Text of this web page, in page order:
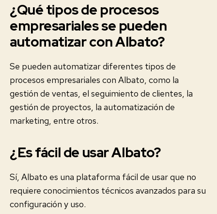
¿Qué tipos de procesos
empresariales se pueden
automatizar con Albato?
Se pueden automatizar diferentes tipos de
procesos empresariales con Albato, como la
gestión de ventas, el seguimiento de clientes, la
gestión de proyectos, la automatización de
marketing, entre otros.
¿Es fácil de usar Albato?
Sí, Albato es una plataforma fácil de usar que no
requiere conocimientos técnicos avanzados para su
configuración y uso.